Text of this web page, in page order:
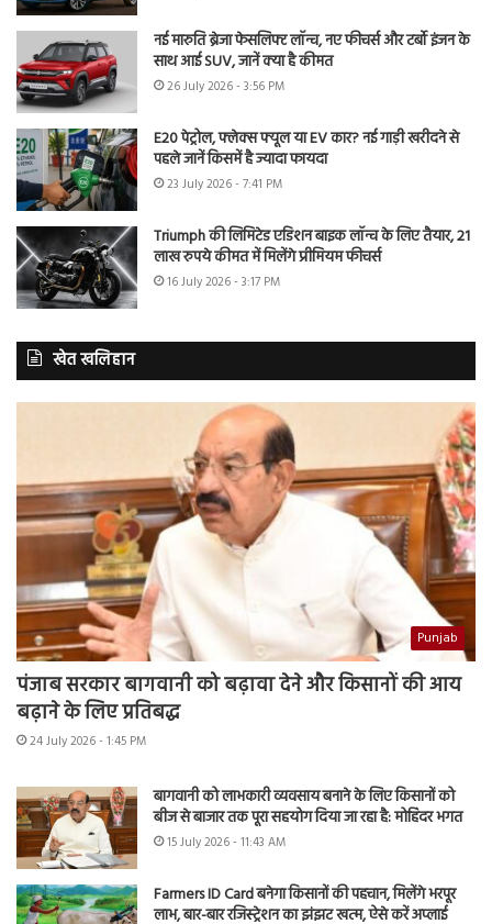
नई मारुति ब्रेजा फेसलिफ्ट लॉन्च, नए फीचर्स और टर्बो इंजन के
साथ आई SUV, जानें क्या है कीमत
26 July 2026 - 3:56 PM
E20 पेट्रोल, फ्लेक्स फ्यूल या EV कार? नई गाड़ी खरीदने से
पहले जानें किसमें है ज्यादा फायदा
23 July 2026 - 7:41 PM
Triumph की लिमिटेड एडिशन बाइक लॉन्च के लिए तैयार, 21
लाख रुपये कीमत में मिलेंगे प्रीमियम फीचर्स
16 July 2026 - 3:17 PM
खेत खलिहान
Punjab
पंजाब सरकार बागवानी को बढ़ावा देने और किसानों की आय
बढ़ाने के लिए प्रतिबद्ध
24 July 2026 - 1:45 PM
बागवानी को लाभकारी व्यवसाय बनाने के लिए किसानों को
बीज से बाजार तक पूरा सहयोग दिया जा रहा है: मोहिंदर भगत
15 July 2026 - 11:43 AM
Farmers ID Card बनेगा किसानों की पहचान, मिलेंगे भरपूर
लाभ, बार-बार रजिस्ट्रेशन का झंझट खत्म, ऐसे करें अप्लाई